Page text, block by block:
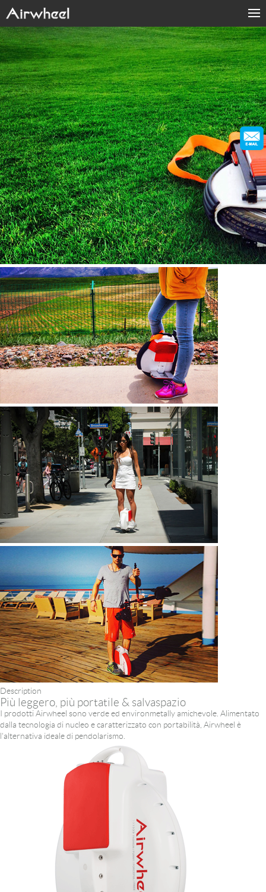
Products
Fashion Now
Support
Sharing & Rental
About Us
Contact Us
Language
Description
Più leggero, più portatile & salvaspazio
I prodotti Airwheel sono verde ed environmetally amichevole. Alimentato
dalla tecnologia di nucleo e caratterizzato con portabilità, Airwheel è
l'alternativa ideale di pendolarismo.